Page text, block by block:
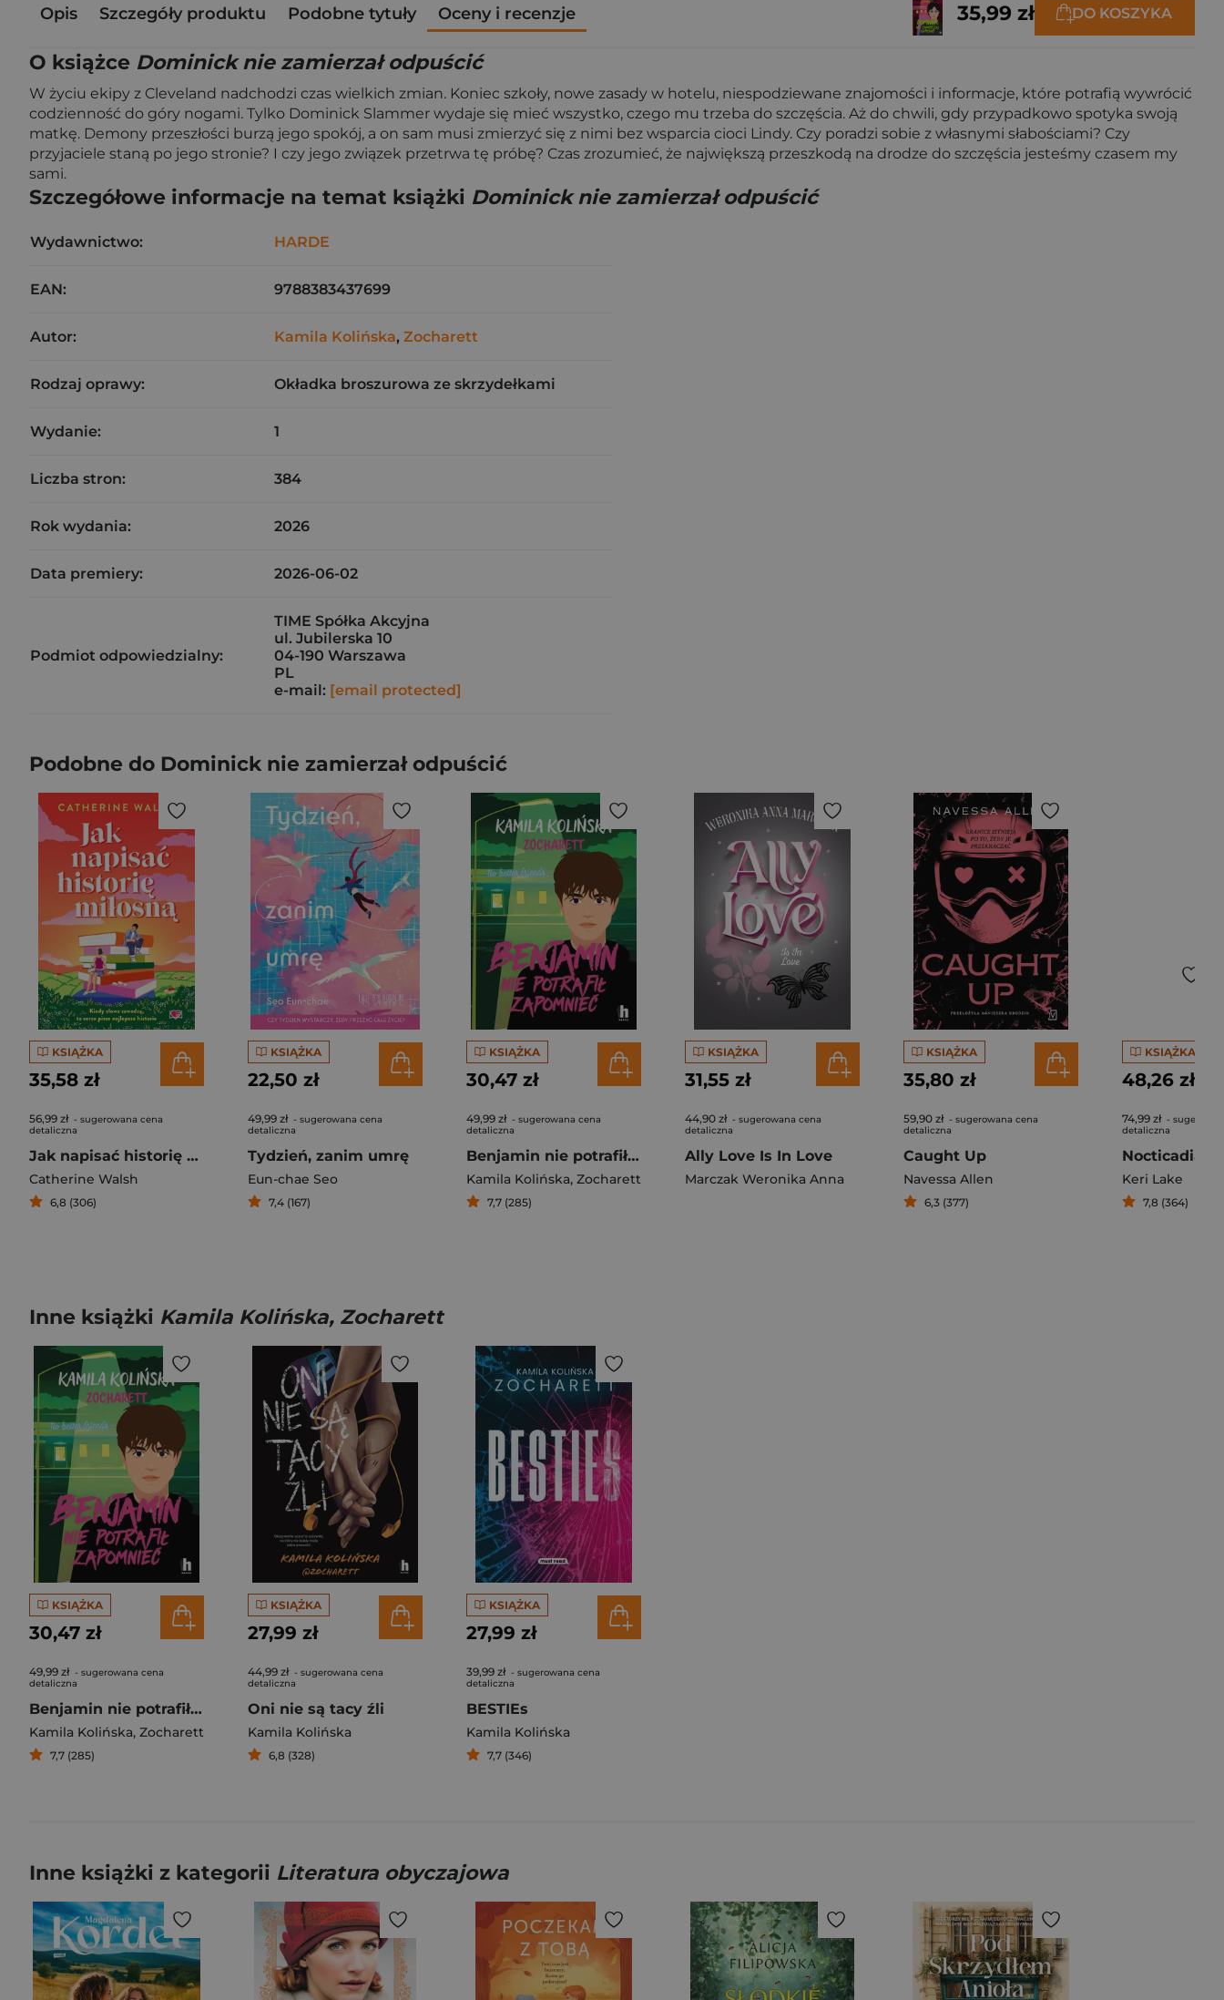
Opis Szczegóły produktu Podobne tytuły Oceny i recenzje 35,99 zł DO KOSZYKA
O książce Dominick nie zamierzał odpuścić
W życiu ekipy z Cleveland nadchodzi czas wielkich zmian. Koniec szkoły, nowe zasady w hotelu, niespodziewane znajomości i informacje, które potrafią wywrócić
codzienność do góry nogami. Tylko Dominick Slammer wydaje się mieć wszystko, czego mu trzeba do szczęścia. Aż do chwili, gdy przypadkowo spotyka swoją
matkę. Demony przeszłości burzą jego spokój, a on sam musi zmierzyć się z nimi bez wsparcia cioci Lindy. Czy poradzi sobie z własnymi słabościami? Czy
przyjaciele staną po jego stronie? I czy jego związek przetrwa tę próbę? Czas zrozumieć, że największą przeszkodą na drodze do szczęścia jesteśmy czasem my
sami.
Szczegółowe informacje na temat książki Dominick nie zamierzał odpuścić
Wydawnictwo: HARDE
EAN: 9788383437699
Autor: Kamila Kolińska, Zocharett
Rodzaj oprawy: Okładka broszurowa ze skrzydełkami
Wydanie: 1
Liczba stron: 384
Rok wydania: 2026
Data premiery: 2026-06-02
Podmiot odpowiedzialny:
TIME Spółka Akcyjna
ul. Jubilerska 10
04-190 Warszawa
PL
e-mail: [email protected]
Podobne do Dominick nie zamierzał odpuścić
KSIĄŻKA
35,58 zł
56,99 zł - sugerowana cena
detaliczna
Jak napisać historię miłosną
Catherine Walsh
6,8 (306)
KSIĄŻKA
22,50 zł
49,99 zł - sugerowana cena
detaliczna
Tydzień, zanim umrę
Eun-chae Seo
7,4 (167)
KSIĄŻKA
30,47 zł
49,99 zł - sugerowana cena
detaliczna
Benjamin nie potrafił zapomnieć
Kamila Kolińska, Zocharett
7,7 (285)
KSIĄŻKA
31,55 zł
44,90 zł - sugerowana cena
detaliczna
Ally Love Is In Love
Marczak Weronika Anna
KSIĄŻKA
35,80 zł
59,90 zł - sugerowana cena
detaliczna
Caught Up
Navessa Allen
6,3 (377)
KSIĄŻKA
48,26 zł
74,99 zł -
detaliczna
Nocticadia
Keri Lake
7,8 (364)
Inne książki Kamila Kolińska, Zocharett
KSIĄŻKA
30,47 zł
49,99 zł - sugerowana cena
detaliczna
Benjamin nie potrafił zapomnieć
Kamila Kolińska, Zocharett
7,7 (285)
KSIĄŻKA
27,99 zł
44,99 zł - sugerowana cena
detaliczna
Oni nie są tacy źli
Kamila Kolińska
6,8 (328)
KSIĄŻKA
27,99 zł
39,99 zł - sugerowana cena
detaliczna
BESTIEs
Kamila Kolińska
7,7 (346)
Inne książki z kategorii Literatura obyczajowa